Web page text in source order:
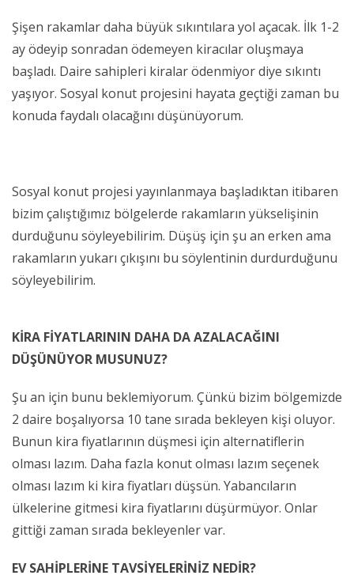
Şişen rakamlar daha büyük sıkıntılara yol açacak. İlk 1-2
ay ödeyip sonradan ödemeyen kiracılar oluşmaya
başladı. Daire sahipleri kiralar ödenmiyor diye sıkıntı
yaşıyor. Sosyal konut projesini hayata geçtiği zaman bu
konuda faydalı olacağını düşünüyorum.
Sosyal konut projesi yayınlanmaya başladıktan itibaren
bizim çalıştığımız bölgelerde rakamların yükselişinin
durduğunu söyleyebilirim. Düşüş için şu an erken ama
rakamların yukarı çıkışını bu söylentinin durdurduğunu
söyleyebilirim.
KİRA FİYATLARININ DAHA DA AZALACAĞINI
DÜŞÜNÜYOR MUSUNUZ?
Şu an için bunu beklemiyorum. Çünkü bizim bölgemizde
2 daire boşalıyorsa 10 tane sırada bekleyen kişi oluyor.
Bunun kira fiyatlarının düşmesi için alternatiflerin
olması lazım. Daha fazla konut olması lazım seçenek
olması lazım ki kira fiyatları düşsün. Yabancıların
ülkelerine gitmesi kira fiyatlarını düşürmüyor. Onlar
gittiği zaman sırada bekleyenler var.
EV SAHİPLERİNE TAVSİYELERİNİZ NEDİR?